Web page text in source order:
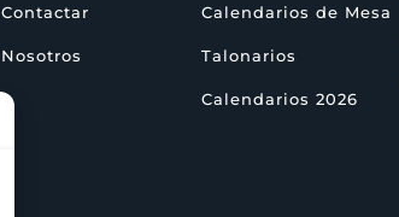
Contactar
Nosotros
Calendarios de Mesa
Talonarios
Calendarios 2026